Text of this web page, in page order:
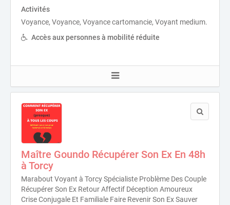
Activités
Voyance, Voyance, Voyance cartomancie, Voyant medium.
Accès aux personnes à mobilité réduite
Maître Goundo Récupérer Son Ex En 48h
à Torcy
Marabout Voyant à Torcy Spécialiste Problème Des Couple
Récupérer Son Ex Retour Affectif Déception Amoureux
Crise Conjugale Et Familiale Faire Revenir Son Ex Sauver